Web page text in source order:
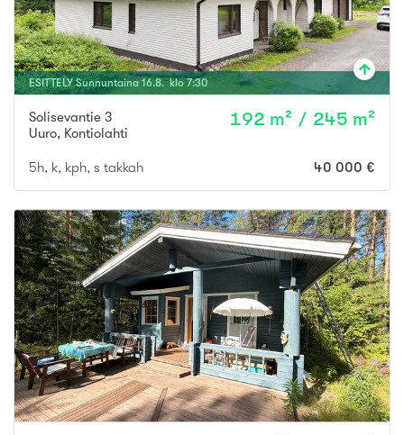
ESITTELY Sunnuntaina 16.8. klo 7:30
Solisevantie 3
Uuro, Kontiolahti
192 m² / 245 m²
5h, k, kph, s takkah 40 000 €